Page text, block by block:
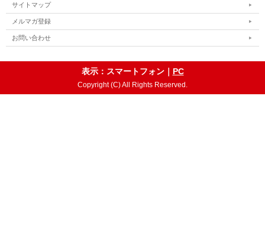
サイトマップ
メルマガ登録
お問い合わせ
表示：スマートフォン｜ PC
Copyright (C) All Rights Reserved.